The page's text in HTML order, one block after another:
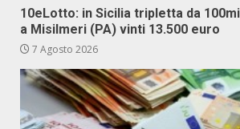
10eLotto: in Sicilia tripletta da
a Misilmeri (PA) vinti 13.500 euro
7 Agosto 2026